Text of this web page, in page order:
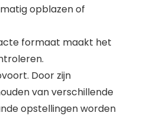
opblazen of
formaat maakt het
Door zijn
van verschillende
opstellingen worden